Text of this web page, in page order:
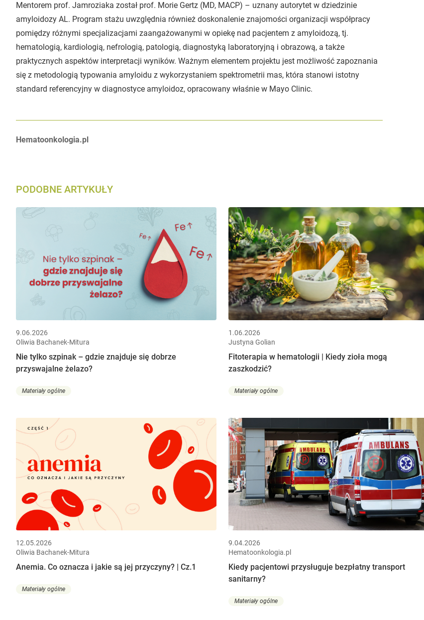
Mentorem prof. Jamroziaka został prof. Morie Gertz (MD, MACP) – uznany autorytet w dziedzinie
amyloidozy AL. Program stażu uwzględnia również doskonalenie znajomości organizacji współpracy
pomiędzy różnymi specjalizacjami zaangażowanymi w opiekę nad pacjentem z amyloidozą, tj.
hematologią, kardiologią, nefrologią, patologią, diagnostyką laboratoryjną i obrazową, a także
praktycznych aspektów interpretacji wyników. Ważnym elementem projektu jest możliwość zapoznania
się z metodologią typowania amyloidu z wykorzystaniem spektrometrii mas, która stanowi istotny
standard referencyjny w diagnostyce amyloidoz, opracowany właśnie w Mayo Clinic.
Autorzy:
Hematoonkologia.pl
PODOBNE ARTYKUŁY
9.06.2026
Oliwia Bachanek-Mitura
Nie tylko szpinak – gdzie znajduje się dobrze
przyswajalne żelazo?
Materiały ogólne
1.06.2026
Justyna Golian
Fitoterapia w hematologii | Kiedy zioła mogą
zaszkodzić?
Materiały ogólne
12.05.2026
Oliwia Bachanek-Mitura
Anemia. Co oznacza i jakie są jej przyczyny? | Cz.1
Materiały ogólne
9.04.2026
Hematoonkologia.pl
Kiedy pacjentowi przysługuje bezpłatny transport
sanitarny?
Materiały ogólne